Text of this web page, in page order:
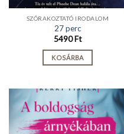
SZÓRAKOZTATÓ IRODALOM
27 perc
5490Ft
KOSÁRBA